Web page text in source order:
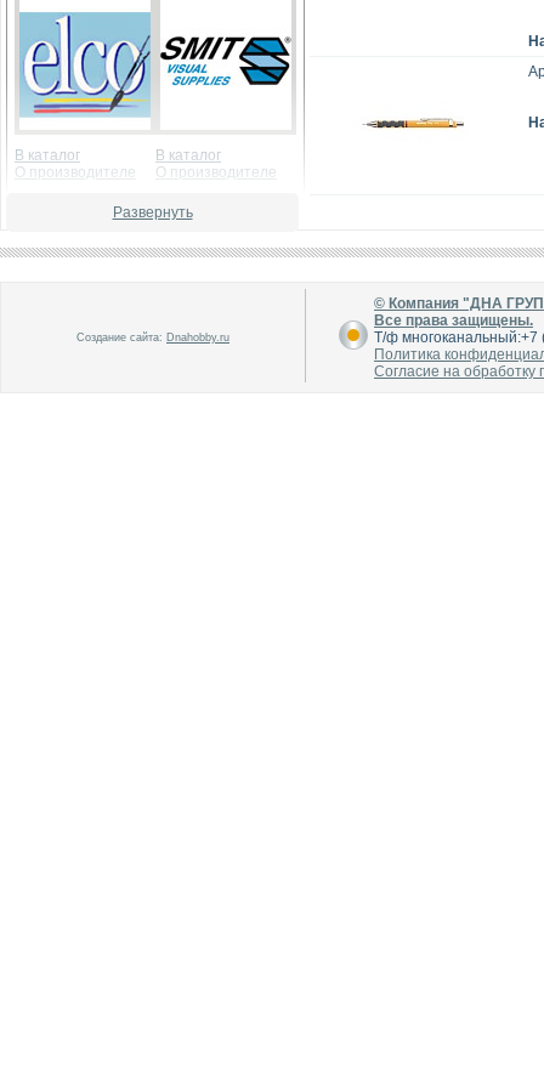
В каталог
О производителе
В каталог
О производителе
Развернуть
Создание сайта: Dnahobby.ru
© Компания "ДНА
Все права защищены.
Т/ф
Политика
Согласие на